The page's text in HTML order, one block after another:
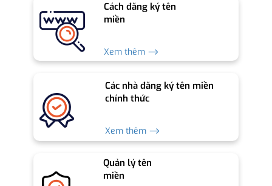
Cách đăng ký tên
miền
Xem thêm ⟶
Các nhà đăng ký tên miền
chính thức
Xem thêm ⟶
Quản lý tên
miền